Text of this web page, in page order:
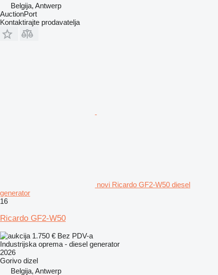
Belgija, Antwerp
AuctionPort
Kontaktirajte prodavatelja
novi Ricardo GF2-W50 diesel
generator
16
Ricardo GF2-W50
1.750 € Bez PDV-a
Industrijska oprema - diesel generator
2026
Gorivo dizel
Belgija, Antwerp